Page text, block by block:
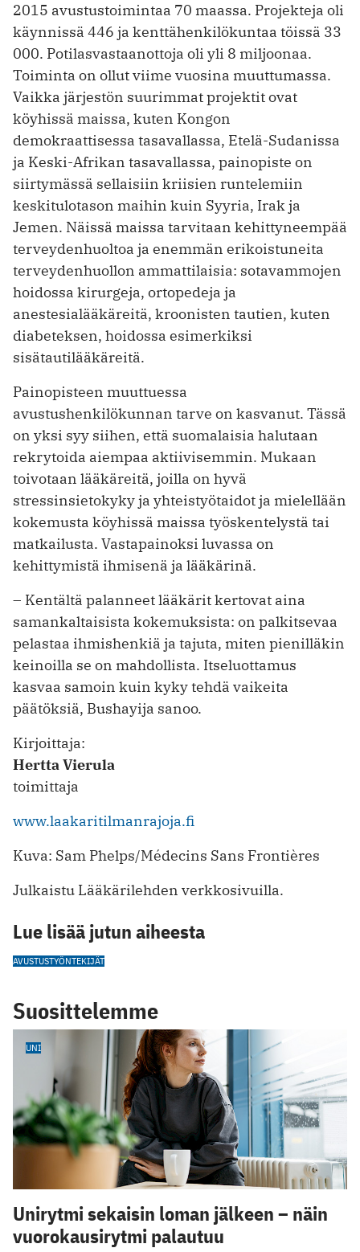
2015 avustustoimintaa 70 maassa. Projekteja oli
käynnissä 446 ja kenttähenkilökuntaa töissä 33
000. Potilasvastaanottoja oli yli 8 miljoonaa.
Toiminta on ollut viime vuosina muuttumassa.
Vaikka järjestön suurimmat projektit ovat
köyhissä maissa, kuten Kongon
demokraattisessa tasavallassa, Etelä-Sudanissa
ja Keski-Afrikan tasavallassa, painopiste on
siirtymässä sellaisiin kriisien runtelemiin
keskitulotason maihin kuin Syyria, Irak ja
Jemen. Näissä maissa tarvitaan kehittyneempää
terveydenhuoltoa ja enemmän erikoistuneita
terveydenhuollon ammattilaisia: sotavammojen
hoidossa kirurgeja, ortopedeja ja
anestesialääkäreitä, kroonisten tautien, kuten
diabeteksen, hoidossa esimerkiksi
sisätautilääkäreitä.
Painopisteen muuttuessa
avustushenkilökunnan tarve on kasvanut. Tässä
on yksi syy siihen, että suomalaisia halutaan
rekrytoida aiempaa aktiivisemmin. Mukaan
toivotaan lääkäreitä, joilla on hyvä
stressinsietokyky ja yhteistyötaidot ja mielellään
kokemusta köyhissä maissa työskentelystä tai
matkailusta. Vastapainoksi luvassa on
kehittymistä ihmisenä ja lääkärinä.
– Kentältä palanneet lääkärit kertovat aina
samankaltaisista kokemuksista: on palkitsevaa
pelastaa ihmishenkiä ja tajuta, miten pienilläkin
keinoilla se on mahdollista. Itseluottamus
kasvaa samoin kuin kyky tehdä vaikeita
päätöksiä, Bushayija sanoo.
Kirjoittaja:
Hertta Vierula
toimittaja
www.laakaritilmanrajoja.fi
Kuva: Sam Phelps/Médecins Sans Frontières
Julkaistu Lääkärilehden verkkosivuilla.
Lue lisää jutun aiheesta
AVUSTUSTYÖNTEKIJÄT
Suosittelemme
UNI
Unirytmi sekaisin loman jälkeen – näin
vuorokausirytmi palautuu